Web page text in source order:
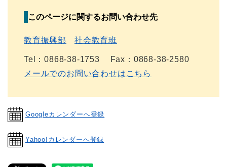
このページに関するお問い合わせ先
教育振興部 社会教育班
Tel：0868-38-1753
Fax：0868-38-2580
メールでのお問い合わせはこちら
Googleカレンダーへ登録
Yahoo!カレンダーへ登録